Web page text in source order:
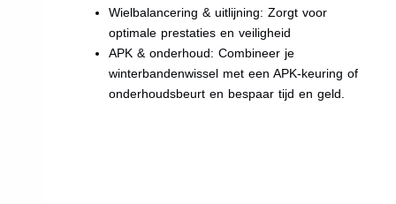
Wielbalancering & uitlijning: Zorgt voor
optimale prestaties en veiligheid
APK & onderhoud: Combineer je
winterbandenwissel met een APK-keuring of
onderhoudsbeurt en bespaar tijd en geld.